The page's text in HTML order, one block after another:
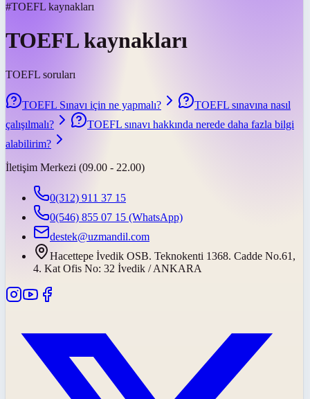
#TOEFL kaynakları
TOEFL kaynakları
TOEFL soruları
TOEFL Sınavı için ne yapmalı?
TOEFL sınavına nasıl
çalışılmalı?
TOEFL sınavı hakkında nerede daha fazla bilgi
alabilirim?
İletişim Merkezi (09.00 - 22.00)
0(312) 911 37 15
0(546) 855 07 15 (WhatsApp)
destek@uzmandil.com
Hacettepe İvedik OSB. Teknokenti 1368. Cadde No.61,
4. Kat Ofis No: 32 İvedik / ANKARA